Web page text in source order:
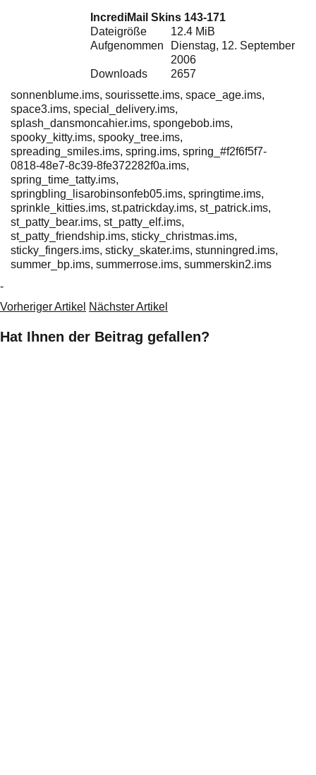
IncrediMail Skins 143-171
Dateigröße
12.4 MiB
Aufgenommen
Dienstag, 12. September
2006
Downloads
2657
sonnenblume.ims, sourissette.ims, space_age.ims,
space3.ims, special_delivery.ims,
splash_dansmoncahier.ims, spongebob.ims,
spooky_kitty.ims, spooky_tree.ims,
spreading_smiles.ims, spring.ims, spring_#f2f6f5f7-
0818-48e7-8c39-8fe372282f0a.ims,
spring_time_tatty.ims,
springbling_lisarobinsonfeb05.ims, springtime.ims,
sprinkle_kitties.ims, st.patrickday.ims, st_patrick.ims,
st_patty_bear.ims, st_patty_elf.ims,
st_patty_friendship.ims, sticky_christmas.ims,
sticky_fingers.ims, sticky_skater.ims, stunningred.ims,
summer_bp.ims, summerrose.ims, summerskin2.ims
-
Vorheriger Artikel Nächster Artikel
Hat Ihnen der Beitrag gefallen?
E-Mail bestätigen